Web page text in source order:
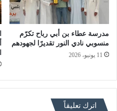
مدرسة عطاء بن أبي رباح تكرّم
منسوبي نادي النور تقديرًا لجهودهم
11 يونيو، 2026
اترك تعليقاً